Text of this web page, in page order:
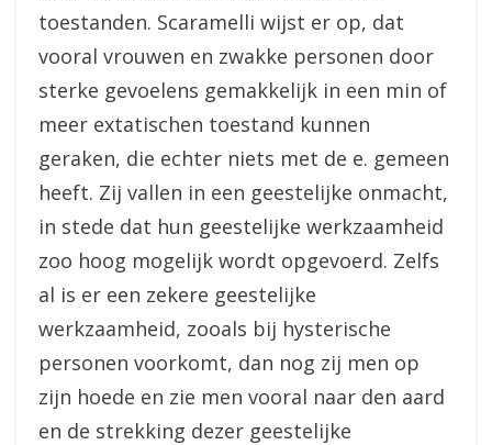
toestanden. Scaramelli wijst er op, dat
vooral vrouwen en zwakke personen door
sterke gevoelens gemakkelijk in een min of
meer extatischen toestand kunnen
geraken, die echter niets met de e. gemeen
heeft. Zij vallen in een geestelijke onmacht,
in stede dat hun geestelijke werkzaamheid
zoo hoog mogelijk wordt opgevoerd. Zelfs
al is er een zekere geestelijke
werkzaamheid, zooals bij hysterische
personen voorkomt, dan nog zij men op
zijn hoede en zie men vooral naar den aard
en de strekking dezer geestelijke